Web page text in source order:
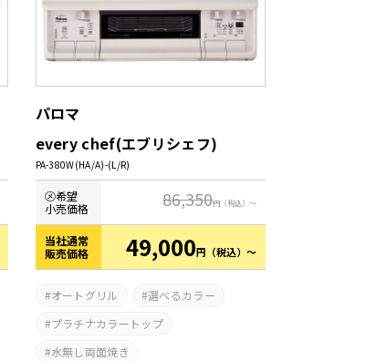
パロマ
every chef(エブリシェフ)
PA-380W(HA/A)-(L/R)
㋱希望
小売価格
86,350円 （税込）～
当社通常
販売価格
49,000円 （税込）～
オートグリル
選べるカラー
プラチナカラートップ
水無し両面焼き